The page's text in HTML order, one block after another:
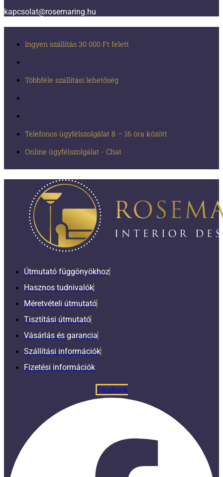
kapcsolat@rosemaring.hu
Ingyen szállítás 30 000 Ft felett
Többféle szállítási lehetőség
Telefonos ügyfélszolgálat 8 – 16 óra között
Online ügyfélszolgálat - Chat
Útmutató függönyökhoz
Hasznos tudnivalók
Méretvételi útmutató
Tisztítási útmutató
Vásárlás és garancia
Szállítási információk
Fizetési információk
Facebook